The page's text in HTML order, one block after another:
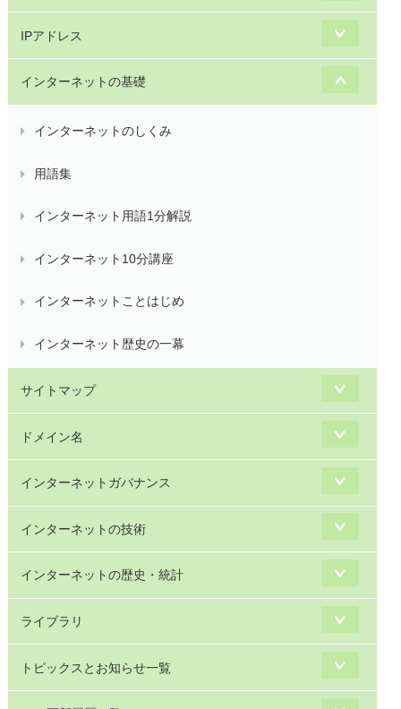
IPアドレス
インターネットの基礎
インターネットのしくみ
用語集
インターネット用語1分解説
インターネット10分講座
インターネットことはじめ
インターネット歴史の一幕
サイトマップ
ドメイン名
インターネットガバナンス
インターネットの技術
インターネットの歴史・統計
ライブラリ
トピックスとお知らせ一覧